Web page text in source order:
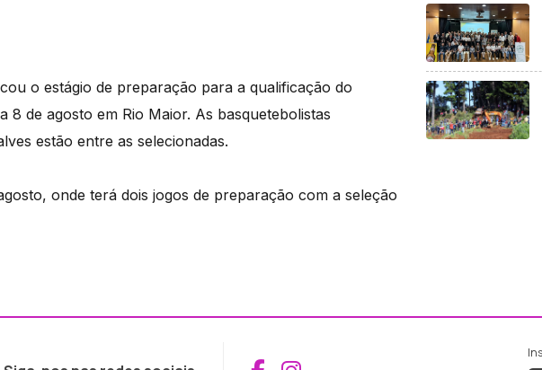
o estágio de preparação para a qualificação do
8 de agosto em Rio Maior. As basquetebolistas
estão entre as selecionadas.
onde terá dois jogos de preparação com a seleção